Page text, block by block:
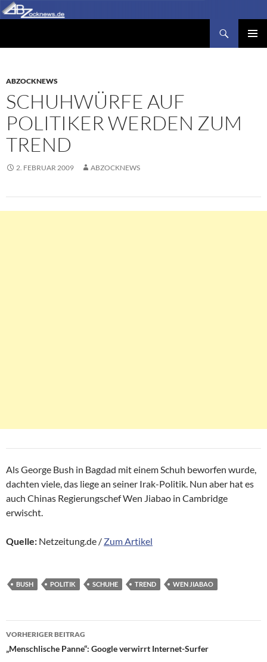
Zum
Inhalt
ABZOCKNEWS
SCHUHWÜRFE AUF
POLITIKER WERDEN ZUM
TREND
2. FEBRUAR 2009 ABZOCKNEWS
Als George Bush in Bagdad mit einem Schuh beworfen wurde,
dachten viele, das liege an seiner Irak-Politik. Nun aber hat es
auch Chinas Regierungschef Wen Jiabao in Cambridge
erwischt.
Quelle: Netzeitung.de / Zum Artikel
BUSH POLITIK SCHUHE TREND WEN JIABAO
Beitragsnavigation
VORHERIGER BEITRAG
„Menschlische Panne“: Google verwirrt Internet-Surfer